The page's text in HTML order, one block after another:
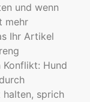
und wenn
mehr
Ihr Artikel
Hund
sprich